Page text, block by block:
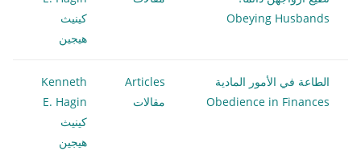
Obeying Husbands
كينيث
هيجين
الطاعة في الأمور المادية
Obedience in Finances
Articles
مقالات
Kenneth
E. Hagin
كينيث
هيجين